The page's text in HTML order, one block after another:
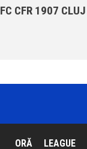
FC CFR 1907 CLUJ
ORĂ LEAGUE